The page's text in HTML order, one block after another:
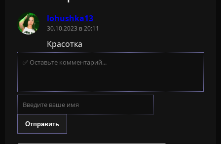
lohushka13
30.10.2023 в 20:11
Красотка